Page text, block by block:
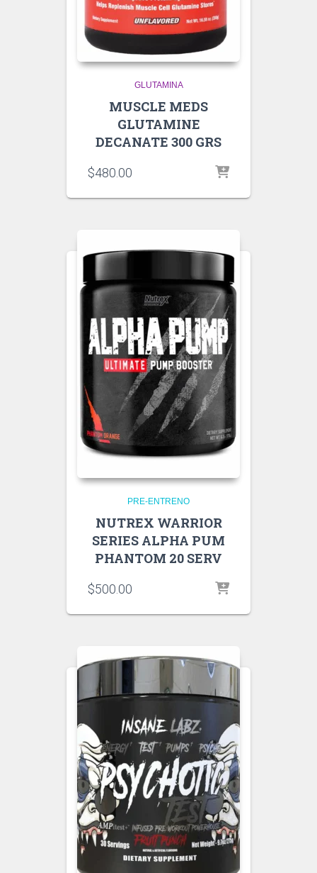
GLUTAMINA
MUSCLE MEDS
GLUTAMINE
DECANATE 300 GRS
$480.00
PRE-ENTRENO
NUTREX WARRIOR
SERIES ALPHA PUM
PHANTOM 20 SERV
$500.00